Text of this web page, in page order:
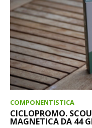
COMPONENTISTICA
CICLOPROMO.
MAGNETICA DA 44